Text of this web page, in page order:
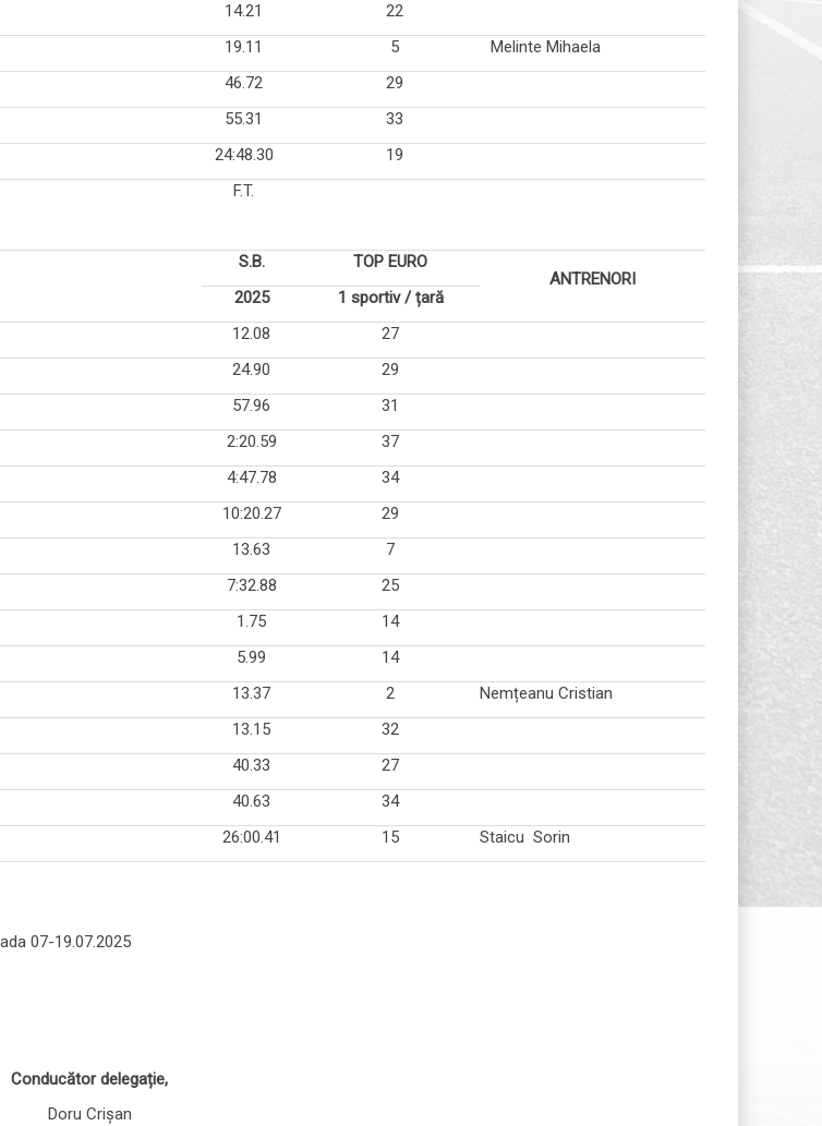
14.21
22
19.11 5
Melinte Mihaela
46.72
29
55.31
33
24:48.30
19
F.T.
S.B.
TOP EURO
ANTRENORI
2025
1 sportiv / țară
12.08
27
24.90
29
57.96
31
2:20.59
37
4:47.78
34
10:20.27
29
13.63
7
7:32.88
25
1.75
14
5.99
14
13.37 2
Nemțeanu Cristian
13.15
32
40.33
27
40.63
34
26:00.41 15
Staicu Sorin
07-19.07.2025
Conducător delegație,
Doru Crișan